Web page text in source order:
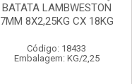
BATATA LAMBWESTON
7MM 8X2,25KG CX 18KG
Código: 18433
Embalagem: KG/2,25